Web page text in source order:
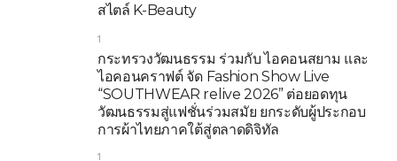
สไตล์ K-Beauty
1
กระทรวงวัฒนธรรม ร่วมกับ ไอคอนสยาม และ
ไอคอนคราฟต์ จัด Fashion Show Live
“SOUTHWEAR relive 2026” ต่อยอดทุน
วัฒนธรรมสู่แฟชั่นร่วมสมัย ยกระดับผู้ประกอบ
การผ้าไทยภาคใต้สู่ตลาดดิจิทัล
1